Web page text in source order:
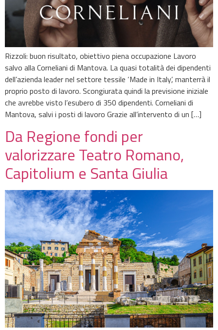
Rizzoli: buon risultato, obiettivo piena occupazione Lavoro
salvo alla Corneliani di Mantova. La quasi totalità dei dipendenti
dell’azienda leader nel settore tessile ‘Made in Italy’, manterrà il
proprio posto di lavoro. Scongiurata quindi la previsione iniziale
che avrebbe visto l’esubero di 350 dipendenti. Corneliani di
Mantova, salvi i posti di lavoro Grazie all’intervento di un […]
Da Regione fondi per
valorizzare Teatro Romano,
Capitolium e Santa Giulia